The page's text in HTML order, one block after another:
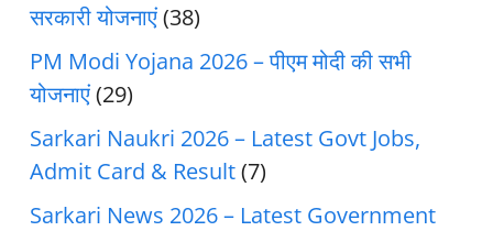
सरकारी योजनाएं(38)
PM Modi Yojana 2026 – पीएम मोदी की सभी
योजनाएं(29)
Sarkari Naukri 2026 – Latest Govt Jobs,
Admit Card & Result(7)
Sarkari News 2026 – Latest Government